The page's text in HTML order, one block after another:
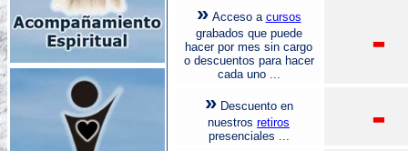
» Acceso a cursos
grabados que puede
hacer por mes sin cargo
o descuentos para hacer
cada uno ...
-
» Descuento en
nuestros retiros
presenciales ...
-